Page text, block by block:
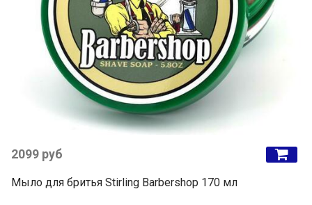
2099 руб
Мыло для бритья Stirling Barbershop 170 мл